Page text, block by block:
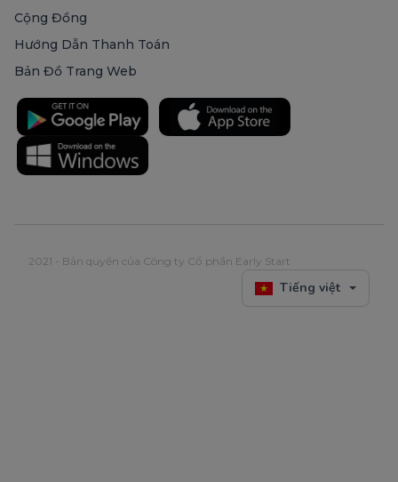
Cộng Đồng
Hướng Dẫn Thanh Toán
Bản Đồ Trang Web
2021 - Bản quyền của Công ty Cổ phần Early Start
Tiếng việt